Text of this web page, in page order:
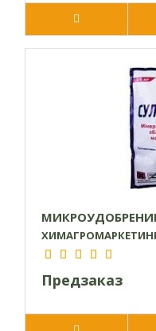
Предзаказ